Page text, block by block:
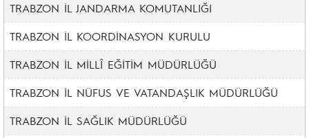
TRABZON İL JANDARMA KOMUTANLIĞI
TRABZON İL KOORDİNASYON KURULU
TRABZON İL MİLLÎ EĞİTİM MÜDÜRLÜĞÜ
TRABZON İL NÜFUS VE VATANDAŞLIK MÜDÜRLÜĞÜ
TRABZON İL SAĞLIK MÜDÜRLÜĞÜ